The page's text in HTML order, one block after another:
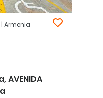
| Armenia
AVENIDA